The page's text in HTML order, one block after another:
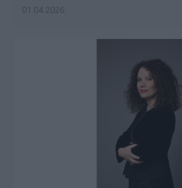
τεχνικές της ομάδες στο
ανάπτυξής της. Ο Αντώνης
αναλαμβάνει τη θέση του […]